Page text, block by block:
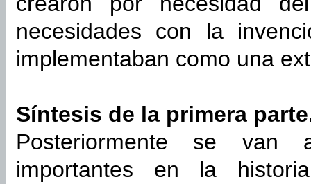
necesidades con la
implementaban como una
Síntesis de la primera
Posteriormente se van
importantes en la